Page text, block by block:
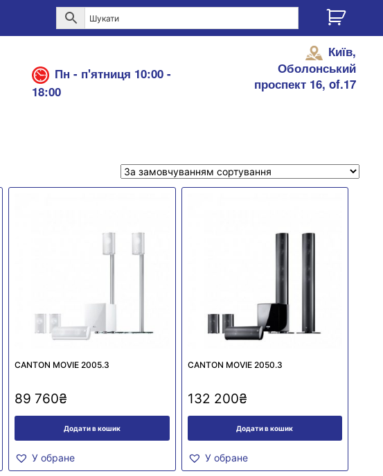
Пн - п'ятниця 10:00 -
18:00
Київ,
Оболонський
проспект 16, of.17
CANTON MOVIE 2005.3
89 760₴
Додати в кошик
У обране
CANTON MOVIE 2050.3
132 200₴
Додати в кошик
У обране